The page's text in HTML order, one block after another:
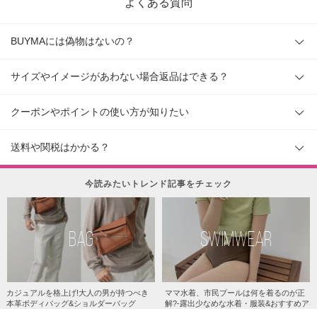
よくある質問
BUYMAには偽物はないの？
サイズやイメージがあわない場合返品はできる？
クーポンやポイントの使い方が知りたい
送料や関税はかかる？
今読みたいトレンド記事をチェック
BAG
カジュアルを格上げ!大人の男が持つべき
本革ボディバッグ&ショルダーバッグ
SWIMWEAR
ママ水着、市民プールは何を着るのが正
解?-露出少なめな水着・服装&おすすめア